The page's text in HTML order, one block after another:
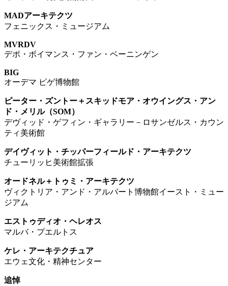
MADアーキテクツ
フェニックス・ミュージアム
MVRDV
デポ・ボイマンス・ファン・ベーニンゲン
BIG
オーデマ ピゲ博物館
ピーター・ズントー＋スキッドモア・オウイングス・アン
ド・メリル（SOM）
デヴィッド・ゲフィン・ギャラリー－ロサンゼルス・カウン
ティ美術館
デイヴィット・チッパーフィールド・アーキテクツ
チューリッヒ美術館拡張
オードネル＋トゥミ・アーキテクツ
ヴィクトリア・アンド・アルバート博物館イースト・ミュー
ジアム
エストゥディオ・ヘレオス
マルバ・プエルトス
ケレ・アーキテクチュア
エウェ文化・精神センター
追悼